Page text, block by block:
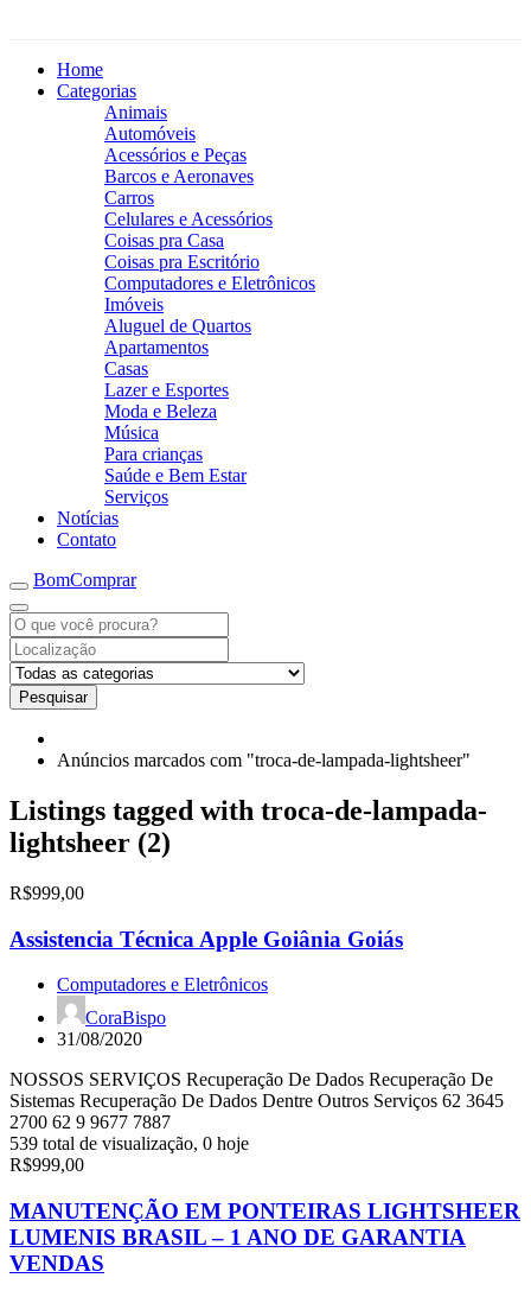
Home
Categorias
Animais
Automóveis
Acessórios e Peças
Barcos e Aeronaves
Carros
Celulares e Acessórios
Coisas pra Casa
Coisas pra Escritório
Computadores e Eletrônicos
Imóveis
Aluguel de Quartos
Apartamentos
Casas
Lazer e Esportes
Moda e Beleza
Música
Para crianças
Saúde e Bem Estar
Serviços
Notícias
Contato
BomComprar
Pesquisar
Anúncios marcados com "troca-de-lampada-lightsheer"
Listings tagged with troca-de-lampada-
lightsheer (2)
R$999,00
Assistencia Técnica Apple Goiânia Goiás
Computadores e Eletrônicos
CoraBispo
31/08/2020
NOSSOS SERVIÇOS Recuperação De Dados Recuperação De
Sistemas Recuperação De Dados Dentre Outros Serviços 62 3645
2700 62 9 9677 7887
539 total de visualização, 0 hoje
R$999,00
MANUTENÇÃO EM PONTEIRAS LIGHTSHEER
LUMENIS BRASIL – 1 ANO DE GARANTIA
VENDAS